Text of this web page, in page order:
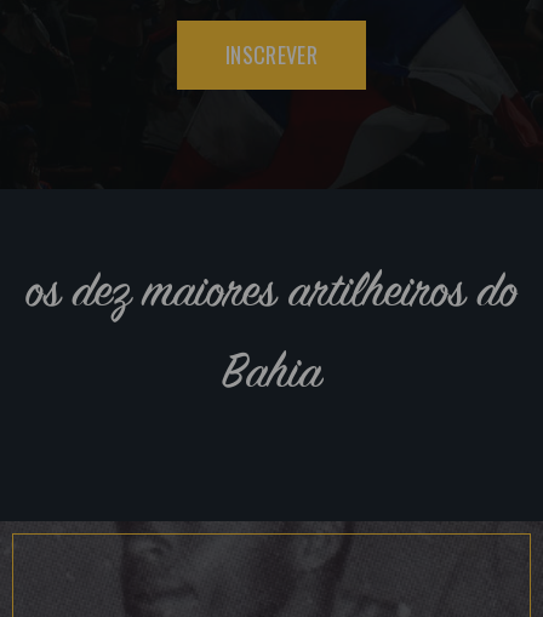
INSCREVER
os dez maiores artilheiros do
Bahia